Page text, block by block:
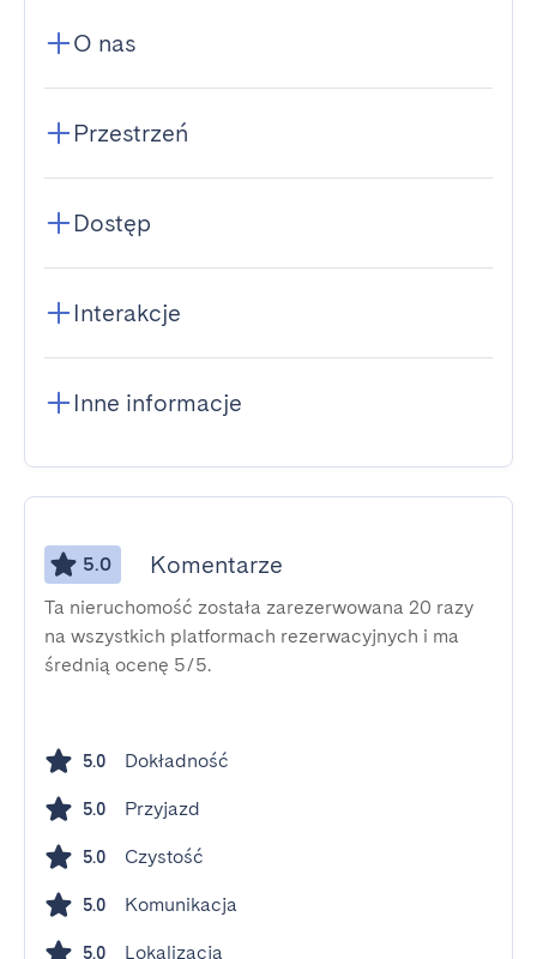
O nas
Przestrzeń
Dostęp
Interakcje
Inne informacje
5.0 Komentarze
Ta nieruchomość została zarezerwowana 20 razy
na wszystkich platformach rezerwacyjnych i ma
średnią ocenę 5/5.
5.0 Dokładność
5.0 Przyjazd
5.0 Czystość
5.0 Komunikacja
5.0 Lokalizacja